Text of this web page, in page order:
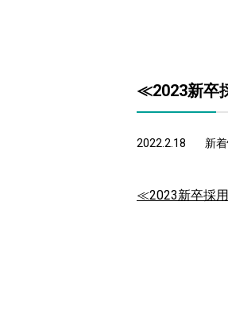
≪2023新卒
2022.2.18 新
≪2023新卒採